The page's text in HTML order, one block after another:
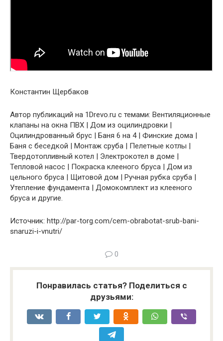
Константин Щербаков
Автор публикаций на 1Drevo.ru с темами: Вентиляционные
клапаны на окна ПВХ | Дом из оцилиндровки |
Оцилиндрованный брус | Баня 6 на 4 | Финские дома |
Баня с беседкой | Монтаж сруба | Пелетные котлы |
Твердотопливный котел | Электрокотел в доме |
Тепловой насос | Покраска клееного бруса | Дом из
цельного бруса | Щитовой дом | Ручная рубка сруба |
Утепление фундамента | Домокомплект из клееного
бруса и другие.
Источник: http://par-torg.com/cem-obrabotat-srub-bani-
snaruzi-i-vnutri/
0
Понравилась статья? Поделиться с
друзьями: